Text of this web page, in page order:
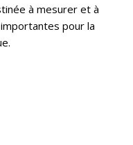
à mesurer et à
pour la